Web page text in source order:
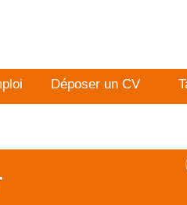
Déposer un CV